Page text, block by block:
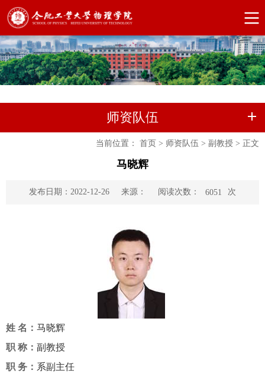
师资队伍
当前位置： 首页 > 师资队伍 > 副教授 > 正文
马晓辉
发布日期：2022-12-26 来源： 阅读次数： 6051 次
姓 名： 马晓辉
职 称： 副教授
职 务： 系副主任